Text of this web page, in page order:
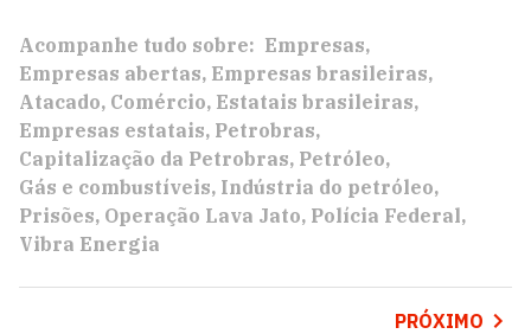
Acompanhe tudo sobre: Empresas
Empresas abertas Empresas brasileiras
Atacado Comércio Estatais brasileiras
Empresas estatais Petrobras
Capitalização da Petrobras Petróleo
Gás e combustíveis Indústria do petróleo
Prisões Operação Lava Jato Polícia Federal
Vibra Energia
PRÓXIMO